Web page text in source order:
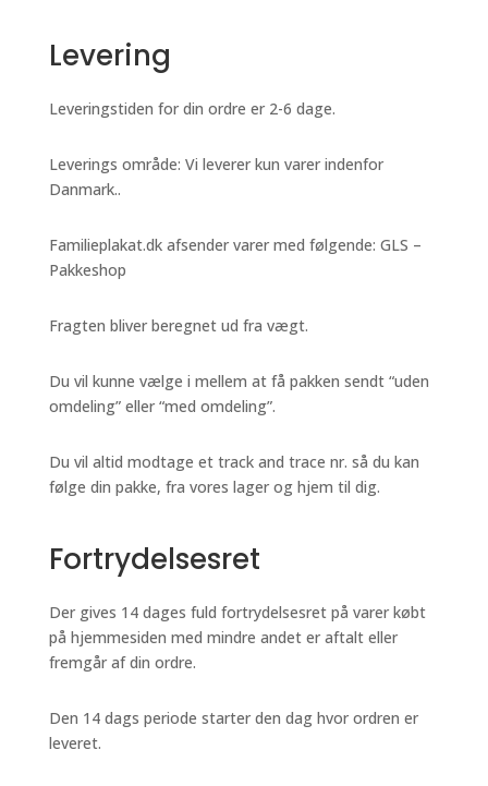
Levering
Leveringstiden for din ordre er 2-6 dage.
Leverings område: Vi leverer kun varer indenfor
Danmark..
Familieplakat.dk afsender varer med følgende: GLS –
Pakkeshop
Fragten bliver beregnet ud fra vægt.
Du vil kunne vælge i mellem at få pakken sendt “uden
omdeling” eller “med omdeling”.
Du vil altid modtage et track and trace nr. så du kan
følge din pakke, fra vores lager og hjem til dig.
Fortrydelsesret
Der gives 14 dages fuld fortrydelsesret på varer købt
på hjemmesiden med mindre andet er aftalt eller
fremgår af din ordre.
Den 14 dags periode starter den dag hvor ordren er
leveret.